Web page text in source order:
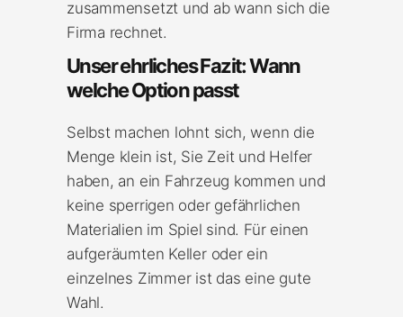
zusammensetzt und ab wann sich die
Firma rechnet.
Unser ehrliches Fazit: Wann
welche Option passt
Selbst machen lohnt sich, wenn die
Menge klein ist, Sie Zeit und Helfer
haben, an ein Fahrzeug kommen und
keine sperrigen oder gefährlichen
Materialien im Spiel sind. Für einen
aufgeräumten Keller oder ein
einzelnes Zimmer ist das eine gute
Wahl.